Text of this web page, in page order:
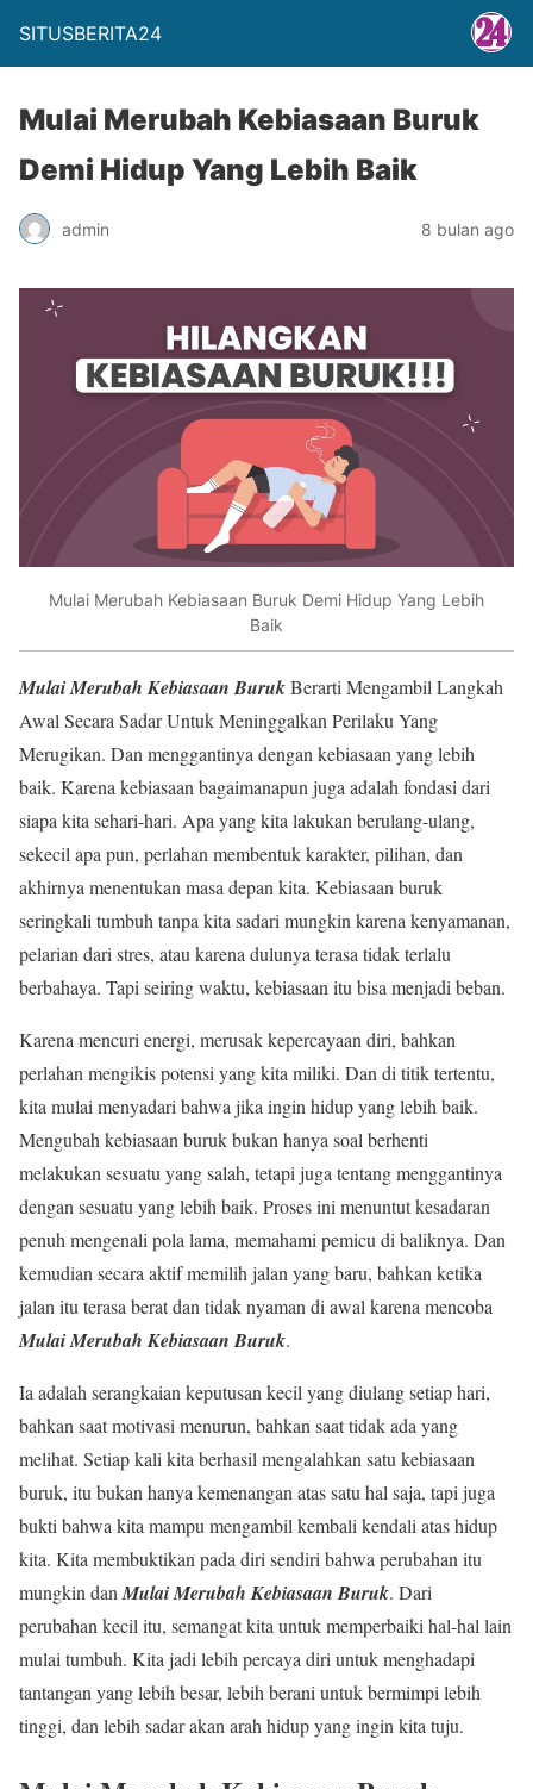
SITUSBERITA24
Mulai Merubah Kebiasaan Buruk
Demi Hidup Yang Lebih Baik
admin 8 bulan ago
Mulai Merubah Kebiasaan Buruk Demi Hidup Yang Lebih
Baik
Mulai Merubah Kebiasaan BurukBerarti Mengambil Langkah
Awal Secara Sadar Untuk Meninggalkan Perilaku Yang
Merugikan. Dan menggantinya dengan kebiasaan yang lebih
baik. Karena kebiasaan bagaimanapun juga adalah fondasi dari
siapa kita sehari-hari. Apa yang kita lakukan berulang-ulang,
sekecil apa pun, perlahan membentuk karakter, pilihan, dan
akhirnya menentukan masa depan kita. Kebiasaan buruk
seringkali tumbuh tanpa kita sadari mungkin karena kenyamanan,
pelarian dari stres, atau karena dulunya terasa tidak terlalu
berbahaya. Tapi seiring waktu, kebiasaan itu bisa menjadi beban.
Karena mencuri energi, merusak kepercayaan diri, bahkan
perlahan mengikis potensi yang kita miliki. Dan di titik tertentu,
kita mulai menyadari bahwa jika ingin hidup yang lebih baik.
Mengubah kebiasaan buruk bukan hanya soal berhenti
melakukan sesuatu yang salah, tetapi juga tentang menggantinya
dengan sesuatu yang lebih baik. Proses ini menuntut kesadaran
penuh mengenali pola lama, memahami pemicu di baliknya. Dan
kemudian secara aktif memilih jalan yang baru, bahkan ketika
jalan itu terasa berat dan tidak nyaman di awal karena mencoba
Mulai Merubah Kebiasaan Buruk.
Ia adalah serangkaian keputusan kecil yang diulang setiap hari,
bahkan saat motivasi menurun, bahkan saat tidak ada yang
melihat. Setiap kali kita berhasil mengalahkan satu kebiasaan
buruk, itu bukan hanya kemenangan atas satu hal saja, tapi juga
bukti bahwa kita mampu mengambil kembali kendali atas hidup
kita. Kita membuktikan pada diri sendiri bahwa perubahan itu
mungkin dan Mulai Merubah Kebiasaan Buruk. Dari
perubahan kecil itu, semangat kita untuk memperbaiki hal-hal lain
mulai tumbuh. Kita jadi lebih percaya diri untuk menghadapi
tantangan yang lebih besar, lebih berani untuk bermimpi lebih
tinggi, dan lebih sadar akan arah hidup yang ingin kita tuju.